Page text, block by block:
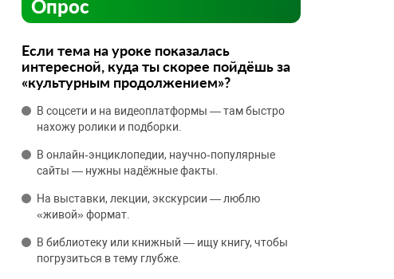
Опрос
Если тема на уроке показалась
интересной, куда ты скорее пойдёшь за
«культурным продолжением»?
В соцсети и на видеоплатформы — там быстро
нахожу ролики и подборки.
В онлайн‑энциклопедии, научно‑популярные
сайты — нужны надёжные факты.
На выставки, лекции, экскурсии — люблю
«живой» формат.
В библиотеку или книжный — ищу книгу, чтобы
погрузиться в тему глубже.